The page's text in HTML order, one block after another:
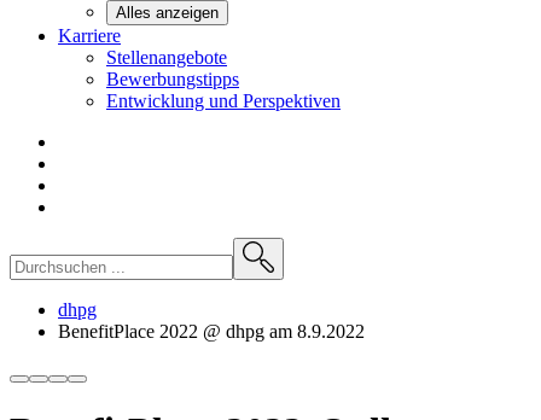
Alles anzeigen
Karriere
Stellenangebote
Bewerbungstipps
Entwicklung und Perspektiven
dhpg
BenefitPlace 2022 @ dhpg am 8.9.2022